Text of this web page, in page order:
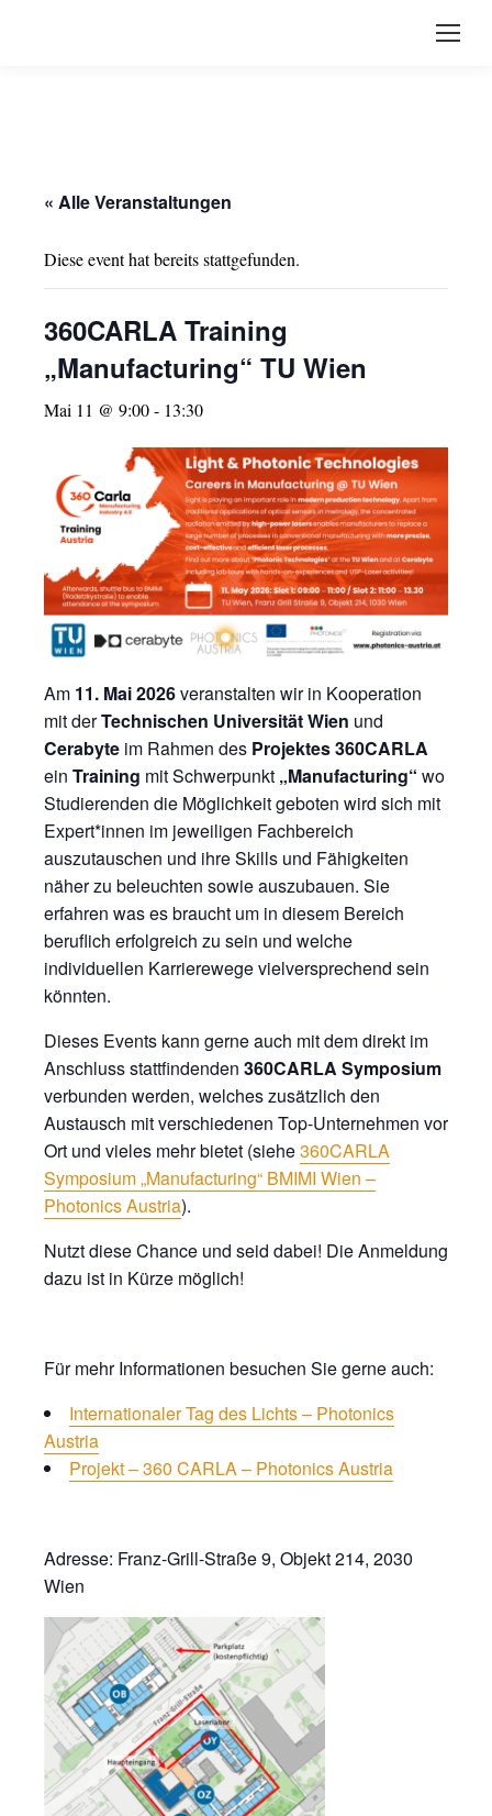
« Alle Veranstaltungen
Diese event hat bereits stattgefunden.
360CARLA Training
„Manufacturing“ TU Wien
Mai 11 @ 9:00- 13:30
Am 11. Mai 2026veranstalten wir in Kooperation
mit derTechnischen Universität Wien und
Cerabyte im Rahmen des Projektes 360CARLA
ein Training mit Schwerpunkt „Manufacturing“ wo
Studierenden die Möglichkeit geboten wird sich mit
Expert*innen im jeweiligen Fachbereich
auszutauschen und ihre Skills und Fähigkeiten
näher zu beleuchten sowie auszubauen. Sie
erfahren was es braucht um in diesem Bereich
beruflich erfolgreich zu sein und welche
individuellen Karrierewege vielversprechend sein
könnten.
Dieses Events kann gerne auch mit dem direkt im
Anschluss stattfindenden 360CARLA Symposium
verbunden werden, welches zusätzlich den
Austausch mit verschiedenen Top-Unternehmen vor
Ort und vieles mehr bietet (siehe360CARLA
Symposium „Manufacturing“ BMIMI Wien –
Photonics Austria).
Nutzt diese Chance und seid dabei! Die Anmeldung
dazu ist in Kürze möglich!
Für mehr Informationen besuchen Sie gerne auch:
Internationaler Tag des Lichts – Photonics
Austria
Projekt – 360 CARLA – Photonics Austria
Adresse: Franz-Grill-Straße 9, Objekt 214, 2030
Wien